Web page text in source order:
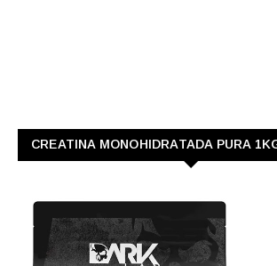
CREATINA MONOHIDRATADA PURA